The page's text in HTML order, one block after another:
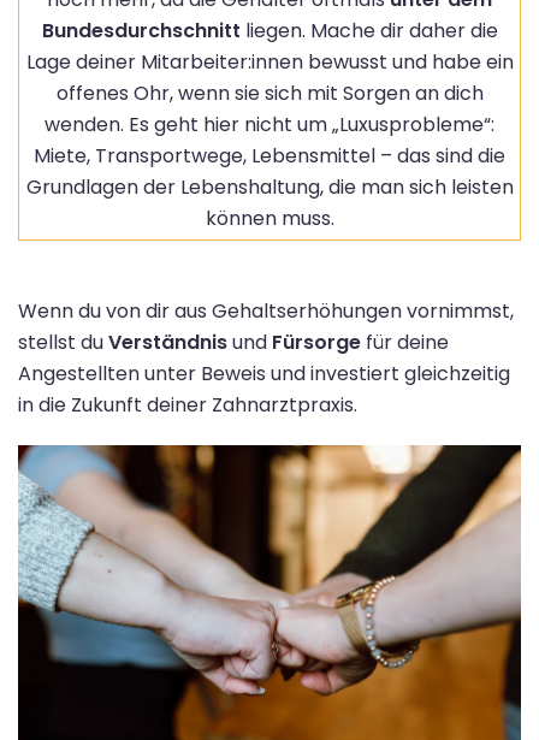
Bundesdurchschnitt liegen. Mache dir daher die
Lage deiner Mitarbeiter:innen bewusst und habe ein
offenes Ohr, wenn sie sich mit Sorgen an dich
wenden. Es geht hier nicht um „Luxusprobleme“:
Miete, Transportwege, Lebensmittel – das sind die
Grundlagen der Lebenshaltung, die man sich leisten
können muss.
Wenn du von dir aus Gehaltserhöhungen vornimmst,
stellst duVerständnisund Fürsorge für deine
Angestellten unter Beweis und investiert gleichzeitig
in die Zukunft deiner Zahnarztpraxis.